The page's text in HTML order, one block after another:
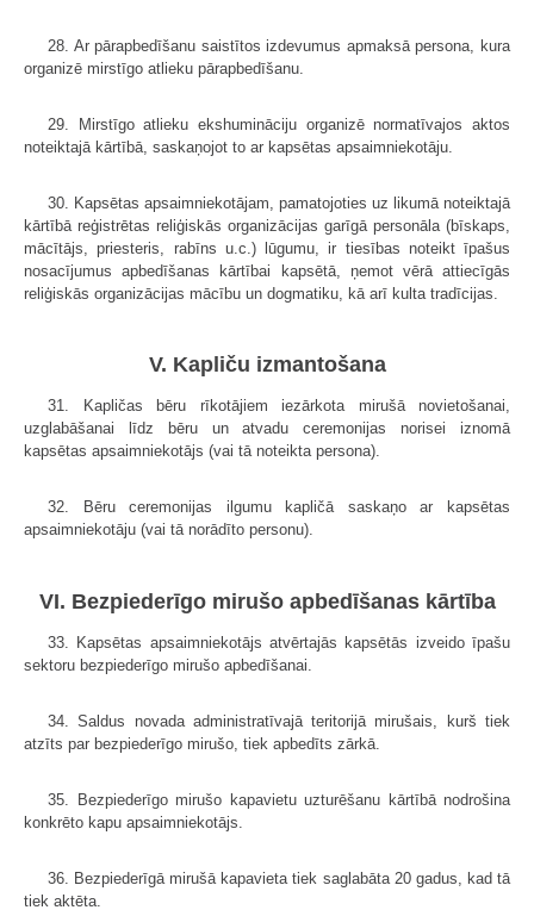
28. Ar pārapbedīšanu saistītos izdevumus apmaksā persona, kura
organizē mirstīgo atlieku pārapbedīšanu.
29. Mirstīgo atlieku ekshumināciju organizē normatīvajos aktos
noteiktajā kārtībā, saskaņojot to ar kapsētas apsaimniekotāju.
30. Kapsētas apsaimniekotājam, pamatojoties uz likumā noteiktajā
kārtībā reģistrētas reliģiskās organizācijas garīgā personāla (bīskaps,
mācītājs, priesteris, rabīns u.c.) lūgumu, ir tiesības noteikt īpašus
nosacījumus apbedīšanas kārtībai kapsētā, ņemot vērā attiecīgās
reliģiskās organizācijas mācību un dogmatiku, kā arī kulta tradīcijas.
V. Kapliču izmantošana
31. Kapličas bēru rīkotājiem iezārkota mirušā novietošanai,
uzglabāšanai līdz bēru un atvadu ceremonijas norisei iznomā
kapsētas apsaimniekotājs (vai tā noteikta persona).
32. Bēru ceremonijas ilgumu kapličā saskaņo ar kapsētas
apsaimniekotāju (vai tā norādīto personu).
VI. Bezpiederīgo mirušo apbedīšanas kārtība
33. Kapsētas apsaimniekotājs atvērtajās kapsētās izveido īpašu
sektoru bezpiederīgo mirušo apbedīšanai.
34. Saldus novada administratīvajā teritorijā mirušais, kurš tiek
atzīts par bezpiederīgo mirušo, tiek apbedīts zārkā.
35. Bezpiederīgo mirušo kapavietu uzturēšanu kārtībā nodrošina
konkrēto kapu apsaimniekotājs.
36. Bezpiederīgā mirušā kapavieta tiek saglabāta 20 gadus, kad tā
tiek aktēta.